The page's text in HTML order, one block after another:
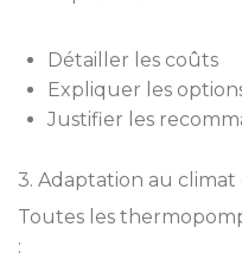
Détailler les coûts
Expliquer les
Justifier les
3. Adaptation au climat
Toutes les
: